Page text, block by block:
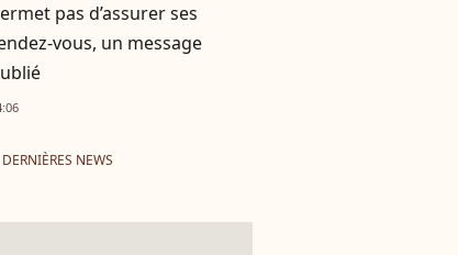
pas d’assurer ses
vous, un message
DERNIÈRES NEWS